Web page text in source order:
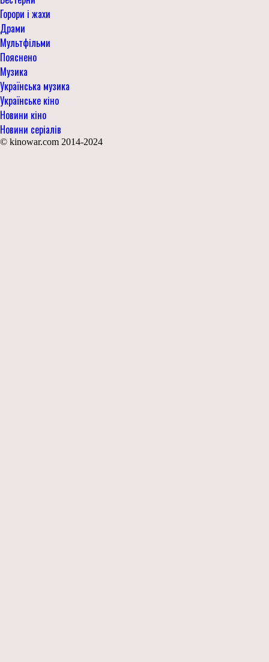
Горори і жахи
Драми
Мультфільми
Пояснено
Музика
Українська музика
Українське кіно
Новини кіно
Новини серіалів
© kinowar.com 2014-2024